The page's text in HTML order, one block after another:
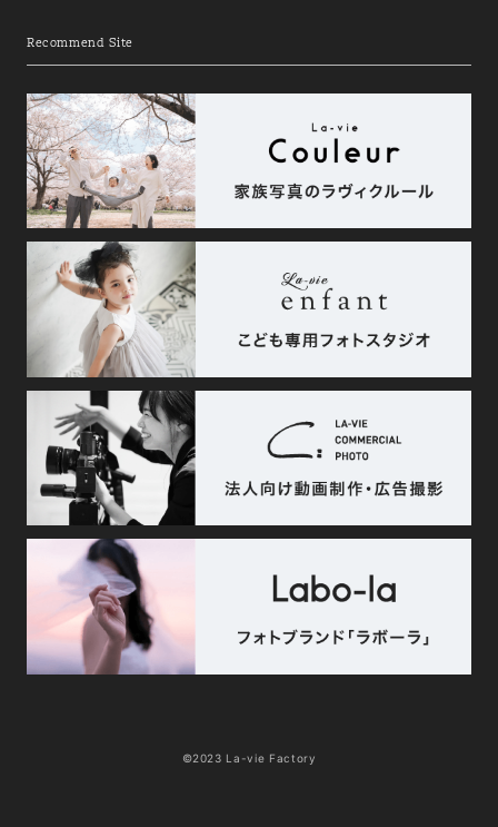
Recommend Site
©2023 La-vie Factory